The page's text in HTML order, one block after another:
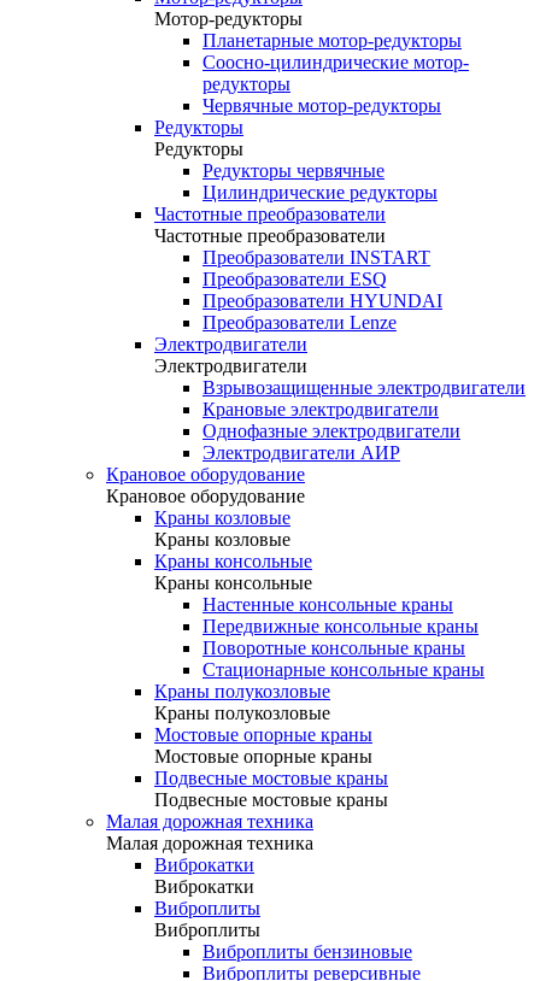
Мотор-редукторы
Планетарные мотор-редукторы
Соосно-цилиндрические мотор-
редукторы
Червячные мотор-редукторы
Редукторы
Редукторы
Редукторы червячные
Цилиндрические редукторы
Частотные преобразователи
Частотные преобразователи
Преобразователи INSTART
Преобразователи ESQ
Преобразователи HYUNDAI
Преобразователи Lenze
Электродвигатели
Электродвигатели
Взрывозащищенные электродвигатели
Крановые электродвигатели
Однофазные электродвигатели
Электродвигатели АИР
Крановое оборудование
Крановое оборудование
Краны козловые
Краны козловые
Краны консольные
Краны консольные
Настенные консольные краны
Передвижные консольные краны
Поворотные консольные краны
Стационарные консольные краны
Краны полукозловые
Краны полукозловые
Мостовые опорные краны
Мостовые опорные краны
Подвесные мостовые краны
Подвесные мостовые краны
Малая дорожная техника
Малая дорожная техника
Виброкатки
Виброкатки
Виброплиты
Виброплиты
Виброплиты бензиновые
Виброплиты реверсивные